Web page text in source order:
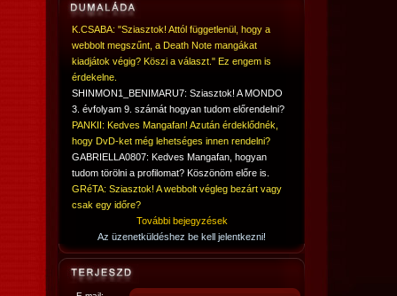
K.CSABA: "Sziasztok! Attól függetlenül, hogy a
webbolt megszűnt, a Death Note mangákat
kiadjátok végig? Köszi a választ." Ez engem is
érdekelne.
SHINMON1_BENIMARU7: Sziasztok! A MONDO
3. évfolyam 9. számát hogyan tudom előrendelni?
PANKII: Kedves Mangafan! Azután érdeklődnék,
hogy DvD-ket még lehetséges innen rendelni?
GABRIELLA0807: Kedves Mangafan, hogyan
tudom törölni a profilomat? Köszönöm előre is.
GRéTA: Sziasztok! A webbolt végleg bezárt vagy
csak egy időre?
További bejegyzések
Az üzenetküldéshez be kell jelentkezni!